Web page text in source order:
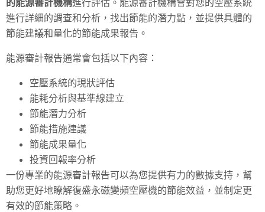
進行詳細的調查和分析，找出節能的潛力點，並提供具體的
節能建議和量化的節能成果報告。
能源審計報告通常會包括以下內容：
空壓系統的現狀評估
能耗分析與基準線建立
節能潛力分析
節能措施建議
節能成果量化
投資回報率分析
一份專業的能源審計報告可以為您提供有力的數據支持，幫
助您更好地瞭解復盛永磁變頻空壓機的節能效益，並制定更
有效的節能策略。